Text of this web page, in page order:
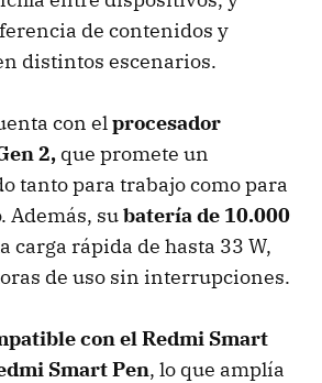
de contenidos y
distintos escenarios.
con elprocesador
2, que promete un
tanto para trabajo como para
subatería de 10.000
carga rápida de hasta 33 W,
de uso sin interrupciones.
con el Redmi Smart
Smart Pen, lo que amplía